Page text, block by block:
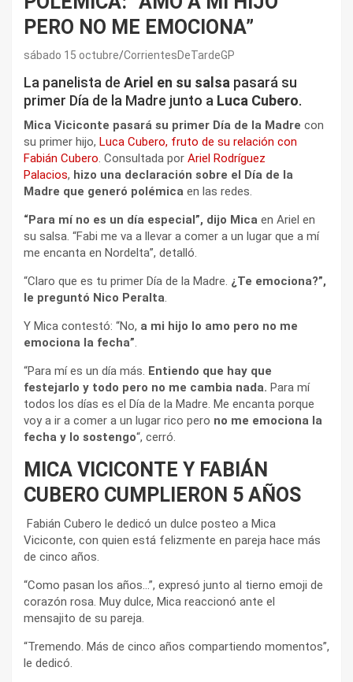
PERO NO ME EMOCIONA”
sábado 15 octubre CorrientesDeTardeGP
La panelista de Ariel en su salsa pasará su
primer Día de la Madre junto a Luca Cubero.
Mica Viciconte pasará su primer Día de la Madre con
su primer hijo, Luca Cubero, fruto de su relación con
Fabián Cubero. Consultada por Ariel Rodríguez
Palacios, hizo una declaración sobre el Día de la
Madre que generó polémica en las redes.
“Para mí no es un día especial”, dijo Mica en Ariel en
su salsa. “Fabi me va a llevar a comer a un lugar que a mí
me encanta en Nordelta”, detalló.
“Claro que es tu primer Día de la Madre. ¿Te emociona?”,
le preguntó Nico Peralta.
Y Mica contestó: “No, a mi hijo lo amo pero no me
emociona la fecha”.
“Para mí es un día más. Entiendo que hay que
festejarlo y todo pero no me cambia nada. Para mí
todos los días es el Día de la Madre. Me encanta porque
voy a ir a comer a un lugar rico pero no me emociona la
fecha y lo sostengo“, cerró.
MICA VICICONTE Y FABIÁN
CUBERO CUMPLIERON 5 AÑOS
Fabián Cubero le dedicó un dulce posteo a Mica
Viciconte, con quien está felizmente en pareja hace más
de cinco años.
“Como pasan los años…”, expresó junto al tierno emoji de
corazón rosa. Muy dulce, Mica reaccionó ante el
mensajito de su pareja.
“Tremendo. Más de cinco años compartiendo momentos”,
le dedicó.